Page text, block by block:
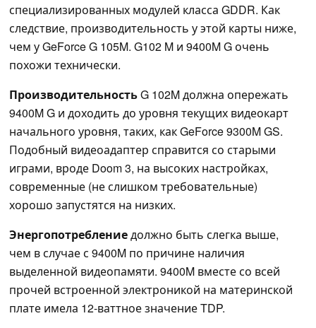
специализированных модулей класса GDDR. Как
следствие, производительность у этой карты ниже,
чем у GeForce G 105M. G102 M и 9400M G очень
похожи технически.
ПроизводительностьG 102M должна опережать
9400M G и доходить до уровня текущих видеокарт
начального уровня, таких, как GeForce 9300M GS.
Подобный видеоадаптер справится со старыми
играми, вроде Doom 3, на высоких настройках,
современные (не слишком требовательные)
хорошо запустятся на низких.
Энергопотреблениедолжно быть слегка выше,
чем в случае с 9400M по причине наличия
выделенной видеопамяти. 9400M вместе со всей
прочей встроенной электроникой на материнской
плате имела 12-ваттное значение TDP.